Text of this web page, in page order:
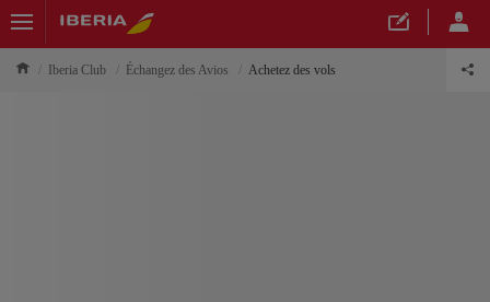
Iberia Club Échangez des Avios Achetez des vols